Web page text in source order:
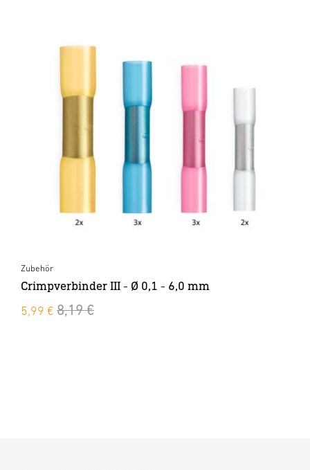
Zubehör
Crimpverbinder III - Ø 0,1 - 6,0 mm
5,99 € 8,19 €